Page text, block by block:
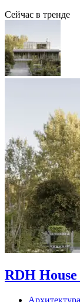
Сейчас в тренде
RDH
Архитектура